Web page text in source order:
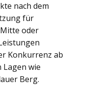
nach dem
für
oder
Konkurrenz ab
wie
Berg.